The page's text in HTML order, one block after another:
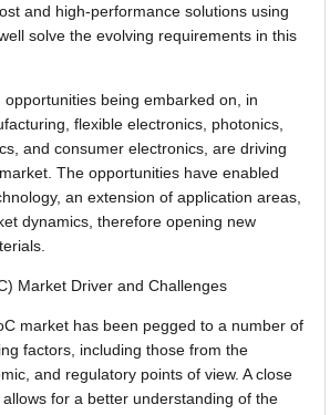
and high-performance solutions using
solve the evolving requirements in this
being embarked on, in
flexible electronics, photonics,
and consumer electronics, are driving
The opportunities have enabled
an extension of application areas,
dynamics, therefore opening new
Market Driver and Challenges
market has been pegged to a number of
factors, including those from the
and regulatory points of view. A close
for a better understanding of the